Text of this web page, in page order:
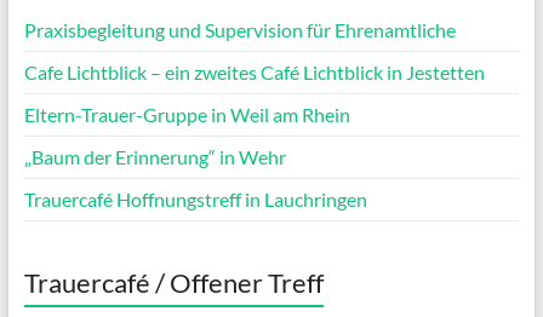
Praxisbegleitung und Supervision für Ehrenamtliche
Cafe Lichtblick – ein zweites Café Lichtblick in Jestetten
Eltern-Trauer-Gruppe in Weil am Rhein
„Baum der Erinnerung“ in Wehr
Trauercafé Hoffnungstreff in Lauchringen
Trauercafé / Offener Treff